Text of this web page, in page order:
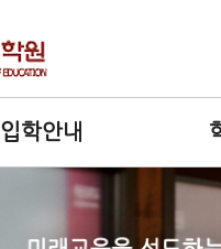
입학안내